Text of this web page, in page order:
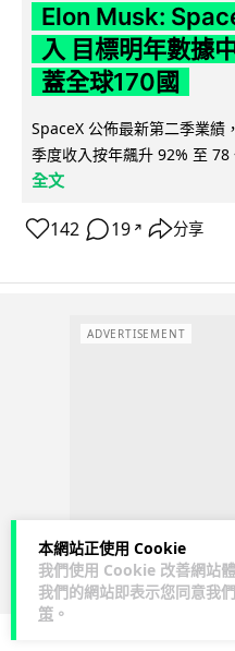
本網站正使用 Cookie
我們使用 Cookie 改善網站
我們的網站即表示您同意我
策 。
Elon Musk:
入 目標明年數據
蓋全球170國
SpaceX 公佈最新第二季業績
季度收入按年飆升 92% 至
全文
142 19 ↗ 分享
ADVERTISEMENT